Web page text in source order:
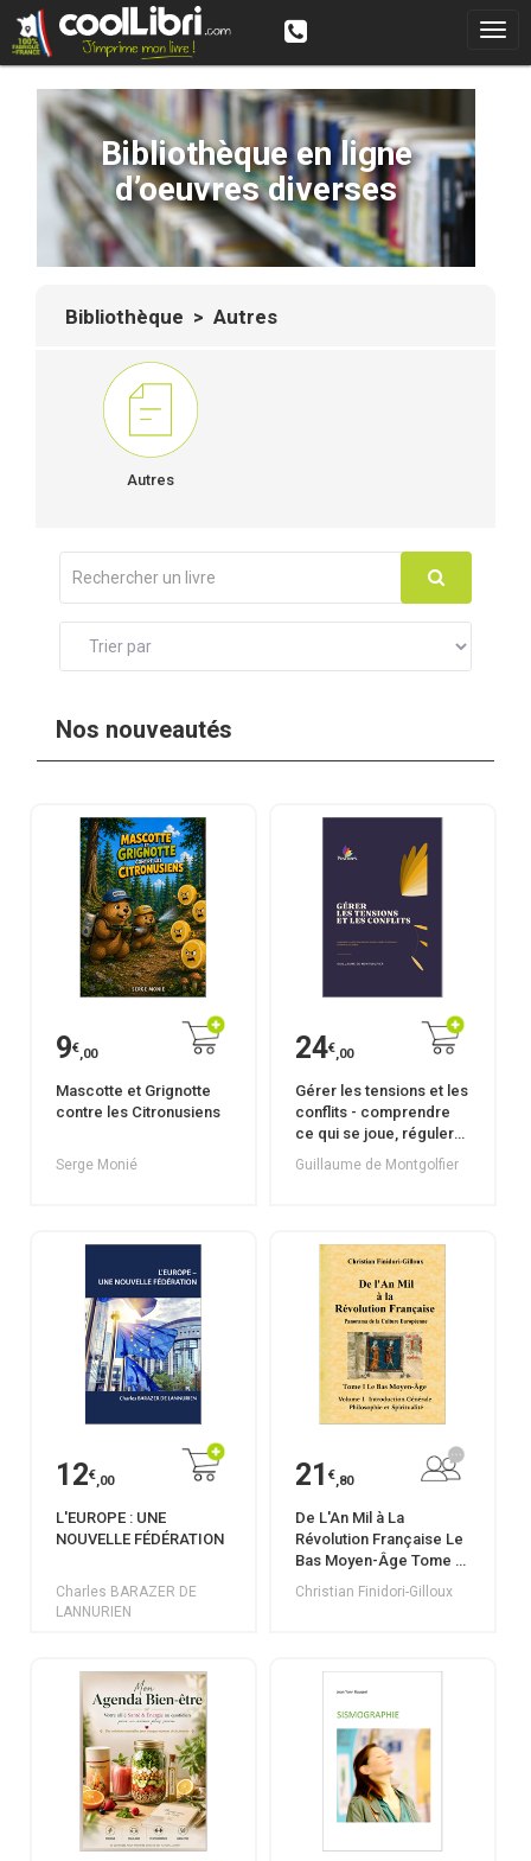
Bibliothèque en ligne
d’oeuvres diverses
Bibliothèque > Autres
Autres
Nos nouveautés
9€,00
Mascotte et Grignotte
contre les Citronusiens
Serge Monié
24€,00
Gérer les tensions et les
conflits - comprendre
ce qui se joue, réguler
les relations,
Guillaume de Montgolfier
12€,00
L'EUROPE : UNE
NOUVELLE FÉDÉRATION
Charles BARAZER DE
LANNURIEN
21 €,80
De L'An Mil à La
Révolution Française Le
Bas Moyen-Âge Tome I
Volume 1 Introduction
Christian Finidori-Gilloux